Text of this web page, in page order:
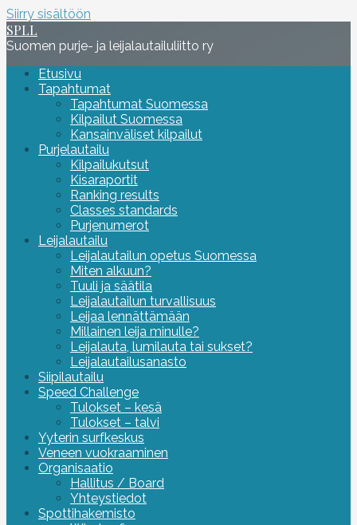
Siirry sisältöön
SPLL
Suomen purje- ja leijalautailuliitto ry
Etusivu
Tapahtumat
Tapahtumat Suomessa
Kilpailut Suomessa
Kansainväliset kilpailut
Purjelautailu
Kilpailukutsut
Kisaraportit
Ranking results
Classes standards
Purjenumerot
Leijalautailu
Leijalautailun opetus Suomessa
Miten alkuun?
Tuuli ja säätila
Leijalautailun turvallisuus
Leijaa lennättämään
Millainen leija minulle?
Leijalauta, lumilauta tai sukset?
Leijalautailusanasto
Siipilautailu
Speed Challenge
Tulokset – kesä
Tulokset – talvi
Yyterin surfkeskus
Veneen vuokraaminen
Organisaatio
Hallitus / Board
Yhteystiedot
Spottihakemisto